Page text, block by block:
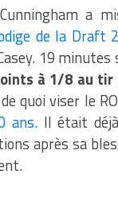
a
de la Draft
19
à 1/8 au tir
quoi viser le
ans.Il était
après sa